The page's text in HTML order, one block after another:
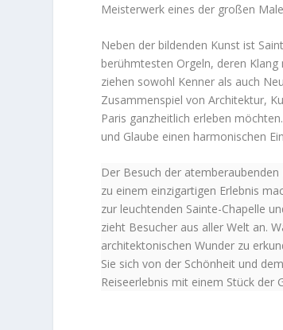
Meisterwerk eines der großen
Neben der bildenden Kunst ist
berühmtesten Orgeln, deren
ziehen sowohl Kenner als auch
Zusammenspiel von Architektur,
Paris ganzheitlich erleben
und Glaube einen harmonischen
Der Besuch der
zu einem einzigartigen Erlebnis
zur leuchtenden Sainte-Chapelle
zieht Besucher aus aller Welt an.
architektonischen Wunder zu
Sie sich von der Schönheit und
Reiseerlebnis mit einem Stück der